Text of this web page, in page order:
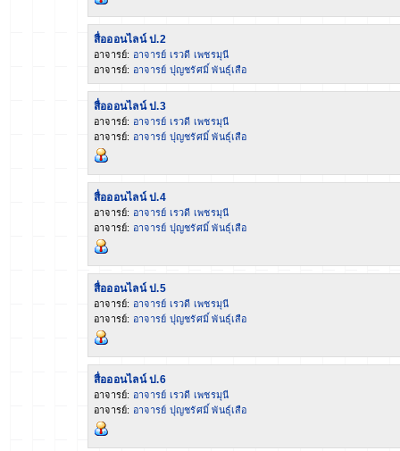
สื่อออนไลน์ ป.2
อาจารย์: อาจารย์ เรวดี เพชรมุนี
อาจารย์: อาจารย์ ปุญชรัศมิ์ พันธุ์เสือ
สื่อออนไลน์ ป.3
อาจารย์: อาจารย์ เรวดี เพชรมุนี
อาจารย์: อาจารย์ ปุญชรัศมิ์ พันธุ์เสือ
สื่อออนไลน์ ป.4
อาจารย์: อาจารย์ เรวดี เพชรมุนี
อาจารย์: อาจารย์ ปุญชรัศมิ์ พันธุ์เสือ
สื่อออนไลน์ ป.5
อาจารย์: อาจารย์ เรวดี เพชรมุนี
อาจารย์: อาจารย์ ปุญชรัศมิ์ พันธุ์เสือ
สื่อออนไลน์ ป.6
อาจารย์: อาจารย์ เรวดี เพชรมุนี
อาจารย์: อาจารย์ ปุญชรัศมิ์ พันธุ์เสือ